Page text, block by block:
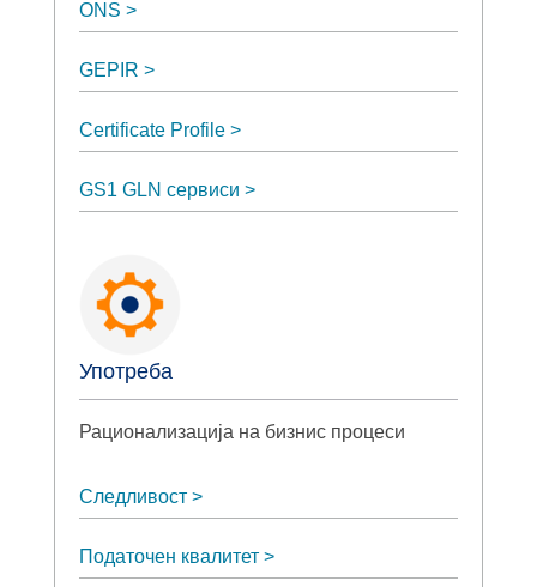
ONS
GEPIR
Certificate Profile
GS1 GLN сервиси
Употреба
Рационализација на бизнис процеси
Следливост
Податочен квалитет